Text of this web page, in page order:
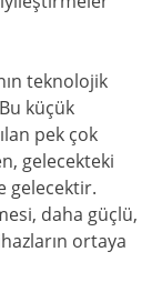
teknolojik
küçük
pek çok
gelecekteki
gelecektir.
daha güçlü,
ortaya